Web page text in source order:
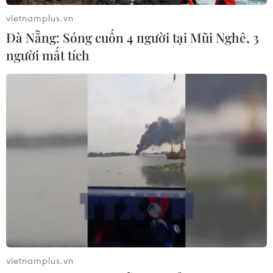
Kiểm soát rác thải từ nguồn - Giải
pháp bảo vệ kênh rạch TP Hồ Chí
Minh trong mùa mưa
Miền Bắc giảm mưa từ đêm
nay, cuối tuần chuyển nắng nóng
07/08/2026 04:41
Xem thêm
vietnamplus.vn
Đà Nẵng: Sóng cuốn 4 người tại Mũi Nghê, 3
người mất tích
vietnamplus.vn